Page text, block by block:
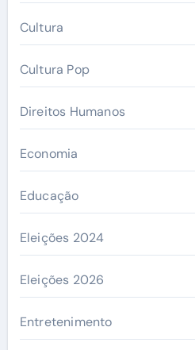
Cultura
Cultura Pop
Direitos Humanos
Economia
Educação
Eleições 2024
Eleições 2026
Entretenimento